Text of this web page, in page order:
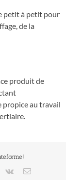
petit à petit pour
de la
produit de
propice au travail
Vk Email